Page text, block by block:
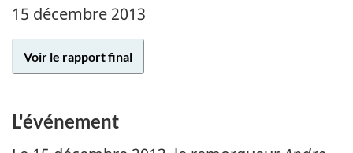
15 décembre 2013
Voir le rapport final
L'événement